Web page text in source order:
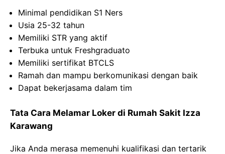
Minimal pendidikan S1 Ners
Usia 25-32 tahun
Memiliki STR yang aktif
Terbuka untuk Freshgraduato
Memiliki sertifikat BTCLS
Ramah dan mampu berkomunikasi dengan baik
Dapat bekerjasama dalam tim
Tata Cara Melamar Loker di Rumah Sakit Izza
Karawang
Jika Anda merasa memenuhi kualifikasi dan tertarik